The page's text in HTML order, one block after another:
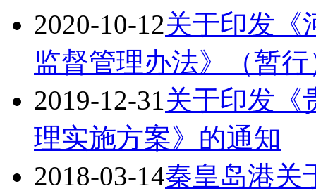
2020-10-12关于印发《
监督管理办法》（暂
2019-12-31关于印发《
理实施方案》的通知
2018-03-14秦皇岛港关